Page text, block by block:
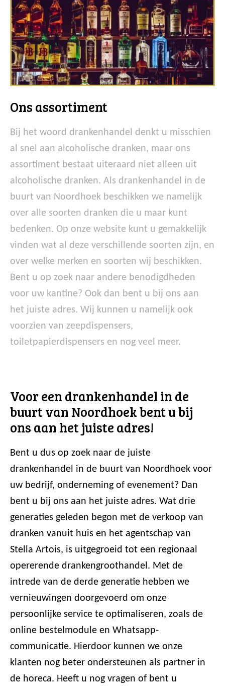
Ons assortiment
Bij het woord drankenhandel denkt u misschien
al snel aan alcoholische dranken, maar ons
assortiment bestaat uiteraard niet alleen uit
alcoholische dranken. Als drankenhandel in de
buurt van Noordhoek beschikken we namelijk
over alle soorten dranken die u maar kunt
bedenken. Op onze website kunt u gemakkelijk
vinden wat al deze verschillende soorten zijn, en
over welke merken en soorten wij beschikken.
Bent u op zoek naar andere benodigdheden
voor uw kantine? Ook dan bent u bij ons aan
het juiste adres. Wij kunnen u namelijk ook
voorzien van zeepdispensers,
toiletpapierdispensers en nog veel meer.
Voor een drankenhandel in de
buurt van Noordhoek bent u bij
ons aan het juiste adres!
Bent u dus op zoek naar de juiste
drankenhandel in de buurt van Noordhoek voor
uw bedrijf, onderneming of evenement? Dan
bent u bij ons aan het juiste adres. Wat drie
generaties geleden begon met de verkoop van
dranken vanuit huis en het agentschap van
Stella Artois, is uitgegroeid tot een regionaal
opererende drankengroothandel. Met de
intrede van de derde generatie hebben we
vernieuwingen doorgevoerd om onze
persoonlijke service te optimaliseren, zoals de
online bestelmodule en Whatsapp-
communicatie. Hierdoor kunnen we onze
klanten nog beter ondersteunen als partner in
de horeca. Heeft u nog vragen of bent u